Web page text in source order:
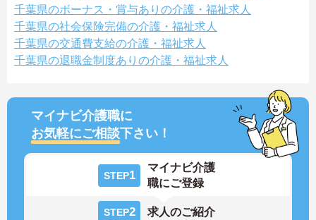
千葉県のボーナス・賞与ありの介護・福祉求人
千葉県の社会保険完備の介護・福祉求人
千葉県の交通費支給の介護・福祉求人
千葉県の退職金制度ありの介護・福祉求人
マイナビ介護職に
お気軽にご相談下さい！
STEP1
マイナビ介護
職にご登録
STEP2 求人のご紹介